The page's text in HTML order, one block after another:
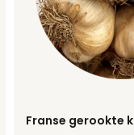
Franse gerookte